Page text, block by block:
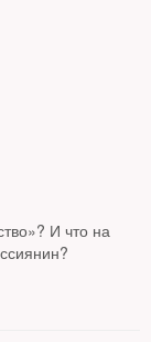
И что на